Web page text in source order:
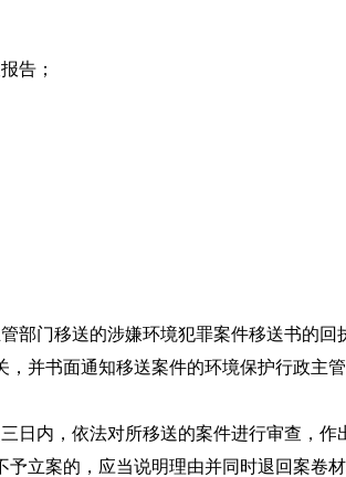
告；
门移送的涉嫌环境犯罪案件移送书的回
并书面通知移送案件的环境保护行政主管
内，依法对所移送的案件进行审查，作
立案的，应当说明理由并同时退回案卷材